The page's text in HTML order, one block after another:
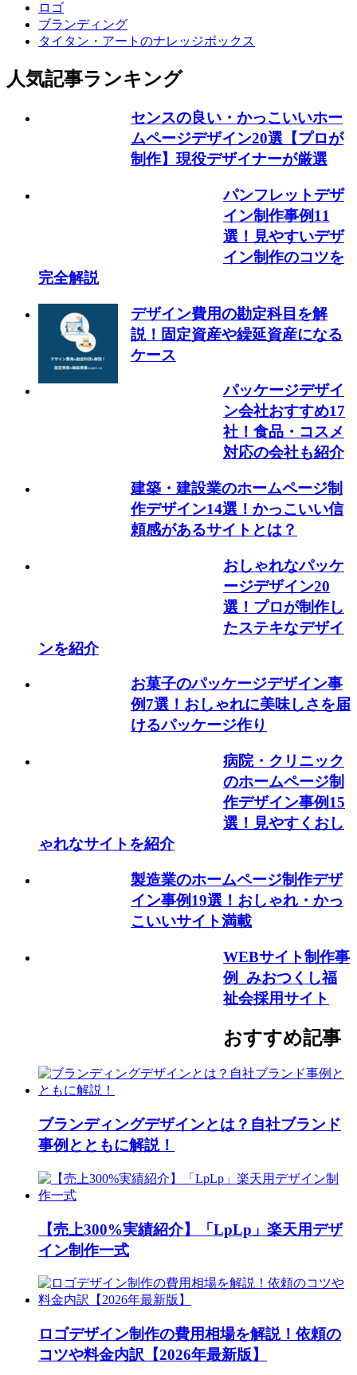
ロゴ
ブランディング
タイタン・アートのナレッジボックス
人気記事ランキング
センスの良い・かっこいいホー
ムページデザイン20選【プロが
制作】現役デザイナーが厳選
パンフレットデザ
イン制作事例11
選！見やすいデザ
イン制作のコツを
完全解説
デザイン費用の勘定科目を解
説！固定資産や繰延資産になる
ケース
パッケージデザイ
ン会社おすすめ17
社！食品・コスメ
対応の会社も紹介
建築・建設業のホームページ制
作デザイン14選！かっこいい信
頼感があるサイトとは？
おしゃれなパッケ
ージデザイン20
選！プロが制作し
たステキなデザイ
ンを紹介
お菓子のパッケージデザイン事
例7選！おしゃれに美味しさを届
けるパッケージ作り
病院・クリニック
のホームページ制
作デザイン事例15
選！見やすくおし
ゃれなサイトを紹介
製造業のホームページ制作デザ
イン事例19選！おしゃれ・かっ
こいいサイト満載
WEBサイト制作事
例_みおつくし福
祉会採用サイト
おすすめ記事
ブランディングデザインとは？自社ブランド
事例とともに解説！
【売上300%実績紹介】「LpLp」楽天用デザ
イン制作一式
ロゴデザイン制作の費用相場を解説！依頼の
コツや料金内訳【2026年最新版】